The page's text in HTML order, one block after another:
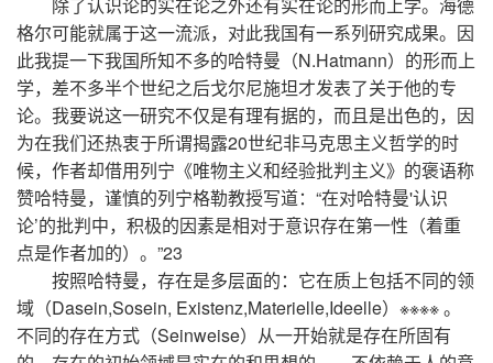
格尔可能就属于这一流派，对此我国有一系列研究成果。因
此我提一下我国所知不多的哈特曼（N.Hatmann）的形而上
学，差不多半个世纪之后戈尔尼施坦才发表了关于他的专
论。我要说这一研究不仅是有理有据的，而且是出色的，因
为在我们还热衷于所谓揭露20世纪非马克思主义哲学的时
候，作者却借用列宁《唯物主义和经验批判主义》的褒语称
赞哈特曼，谨慎的列宁格勒教授写道：“在对哈特曼'认识
论’的批判中，积极的因素是相对于意识存在第一性（着重
点是作者加的）。”23
按照哈特曼，存在是多层面的：它在质上包括不同的领
域（Dasein,Sosein, Existenz,Materielle,Ideelle）※※※※ 。
不同的存在方式（Seinweise）从一开始就是存在所固有